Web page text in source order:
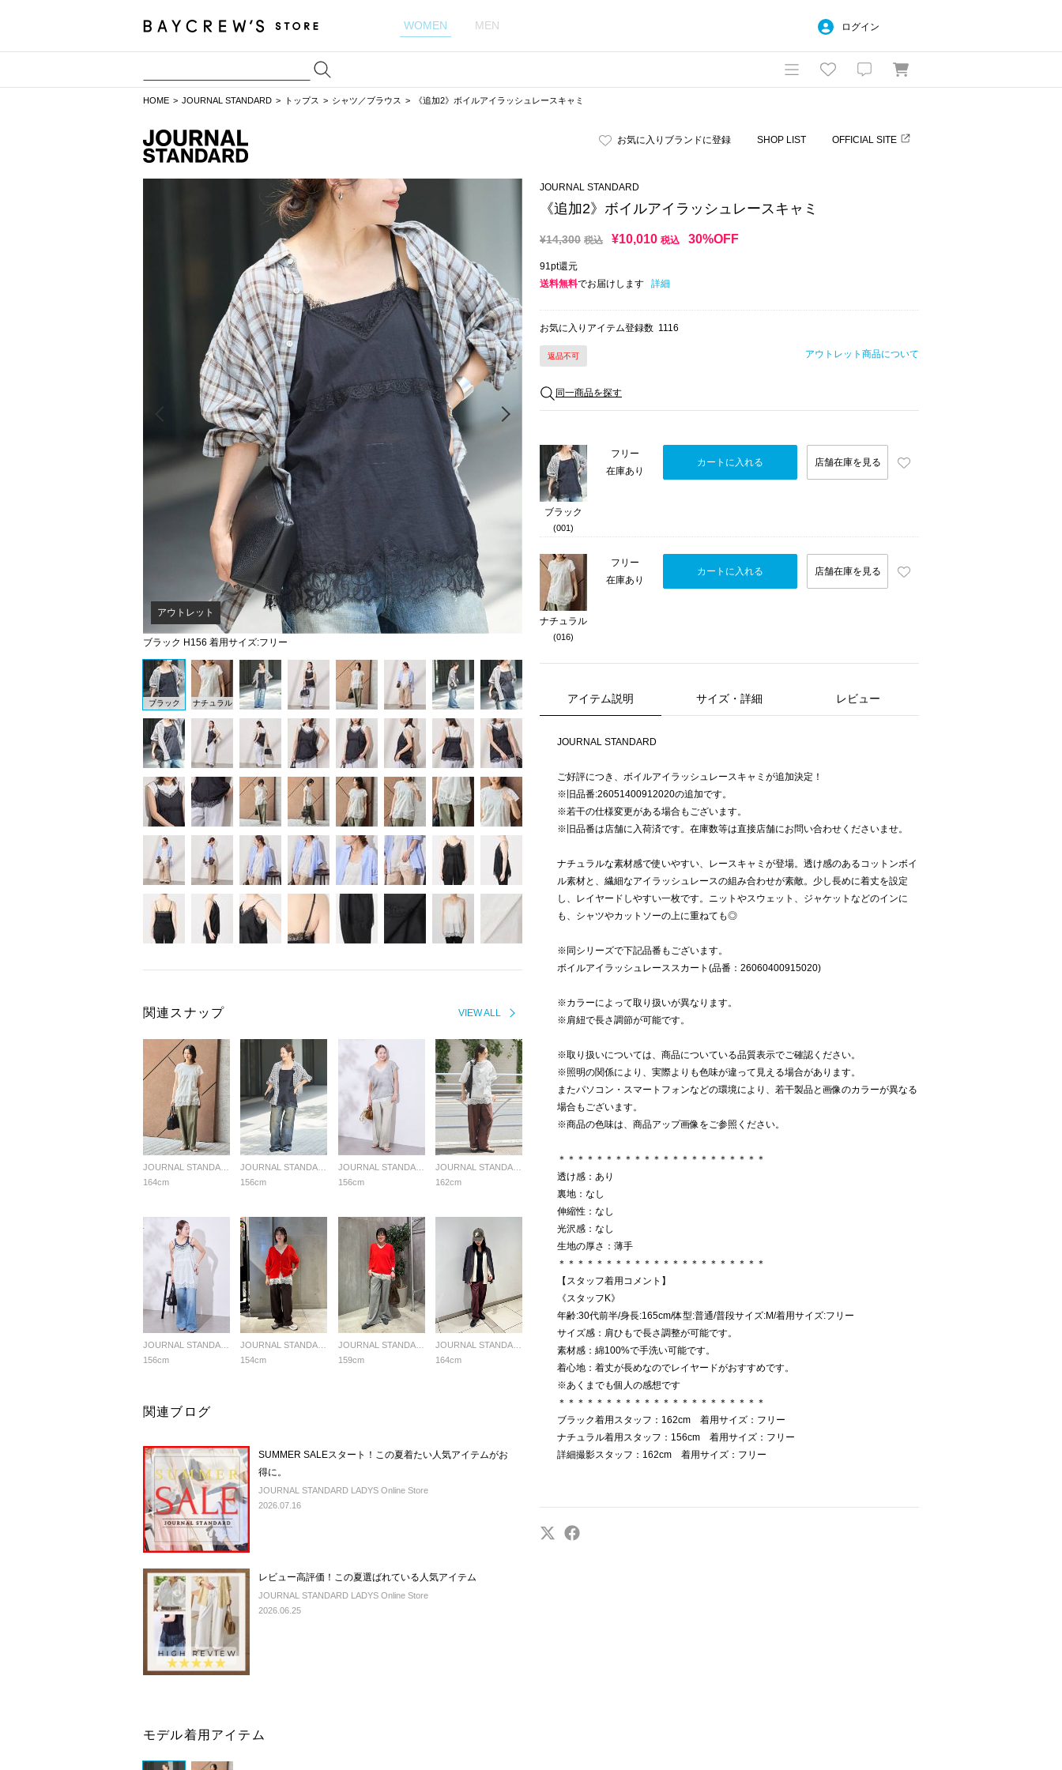
WOMEN MEN ログイン
HOME JOURNAL STANDARD トップス シャツ／ブラウス 《追加2》ボイルアイラッシュレースキャミ
お気に入りブランドに登録 SHOP LIST OFFICIAL SITE
ブラック H156 着用サイズ:フリー
アウトレット
ブラック ナチュラル
VIEW ALL
関連スナップ
164cm
156cm
JOURNAL STANDARD LADYS
156cm
JOURNAL STANDARD LADYS
162cm
156cm
154cm
JOURNAL STANDARD LADYS
159cm
JOURNAL STANDARD LADYS
164cm
関連ブログ
SUMMER SALEスタート！この夏着たい人気アイテムがお
得に。
JOURNAL STANDARD LADYS Online Store
2026.07.16
レビュー高評価！この夏選ばれている人気アイテム
JOURNAL STANDARD LADYS Online Store
2026.06.25
モデル着用アイテム
JOURNAL STANDARD
《追加2》ボイルアイラッシュレースキャミ
¥14,300 税込 ¥10,010 税込 30%OFF
91pt還元
送料無料でお届けします 詳細
お気に入りアイテム登録数 1116
返品不可 アウトレット商品について
同一商品を探す
ブラック
(001)
フリー
在庫あり
カートに入れる 店舗在庫を見る
ナチュラル
(016)
フリー
在庫あり
カートに入れる 店舗在庫を見る
アイテム説明 サイズ・詳細 レビュー
JOURNAL STANDARD
ご好評につき、ボイルアイラッシュレースキャミが追加決定！
※旧品番:26051400912020の追加です。
※若干の仕様変更がある場合もございます。
※旧品番は店舗に入荷済です。在庫数等は直接店舗にお問い合わせくださいませ。
ナチュラルな素材感で使いやすい、レースキャミが登場。透け感のあるコットンボイ
ル素材と、繊細なアイラッシュレースの組み合わせが素敵。少し長めに着丈を設定
し、レイヤードしやすい一枚です。ニットやスウェット、ジャケットなどのインに
も、シャツやカットソーの上に重ねても◎
※同シリーズで下記品番もございます。
ボイルアイラッシュレーススカート(品番：26060400915020)
※カラーによって取り扱いが異なります。
※肩紐で長さ調節が可能です。
※取り扱いについては、商品についている品質表示でご確認ください。
※照明の関係により、実際よりも色味が違って見える場合があります。
またパソコン・スマートフォンなどの環境により、若干製品と画像のカラーが異なる
場合もございます。
※商品の色味は、商品アップ画像をご参照ください。
＊＊＊＊＊＊＊＊＊＊＊＊＊＊＊＊＊＊＊＊＊＊
透け感：あり
裏地：なし
伸縮性：なし
光沢感：なし
生地の厚さ：薄手
＊＊＊＊＊＊＊＊＊＊＊＊＊＊＊＊＊＊＊＊＊＊
【スタッフ着用コメント】
《スタッフK》
年齢:30代前半/身長:165cm/体型:普通/普段サイズ:M/着用サイズ:フリー
サイズ感：肩ひもで長さ調整が可能です。
素材感：綿100%で手洗い可能です。
着心地：着丈が長めなのでレイヤードがおすすめです。
※あくまでも個人の感想です
＊＊＊＊＊＊＊＊＊＊＊＊＊＊＊＊＊＊＊＊＊＊
ブラック着用スタッフ：162cm 着用サイズ：フリー
ナチュラル着用スタッフ：156cm 着用サイズ：フリー
詳細撮影スタッフ：162cm 着用サイズ：フリー